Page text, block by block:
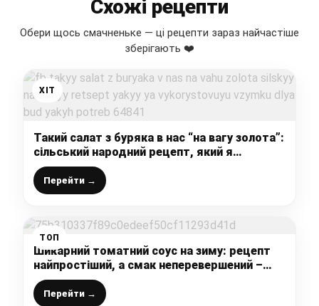
Схожі рецепти
Обери щось смачненьке — ці рецепти зараз найчастіше
зберігають ❤️
ХІТ
Такий салат з буряка в нас “на вагу золота”:
сільський народний рецепт, який я
використовую взимку для будь-яких
потреб
Перейти →
ТОП
Шикарний томатний соус на зиму: рецепт
найпростіший, а смак неперевершений –
підходить до будь-якої страви
Перейти →